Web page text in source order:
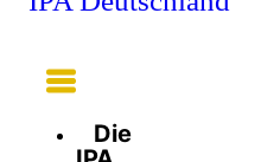
Main
Menu
Die